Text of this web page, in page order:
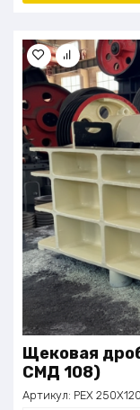
Щековая
СМД 108)
Артикул: РЕХ